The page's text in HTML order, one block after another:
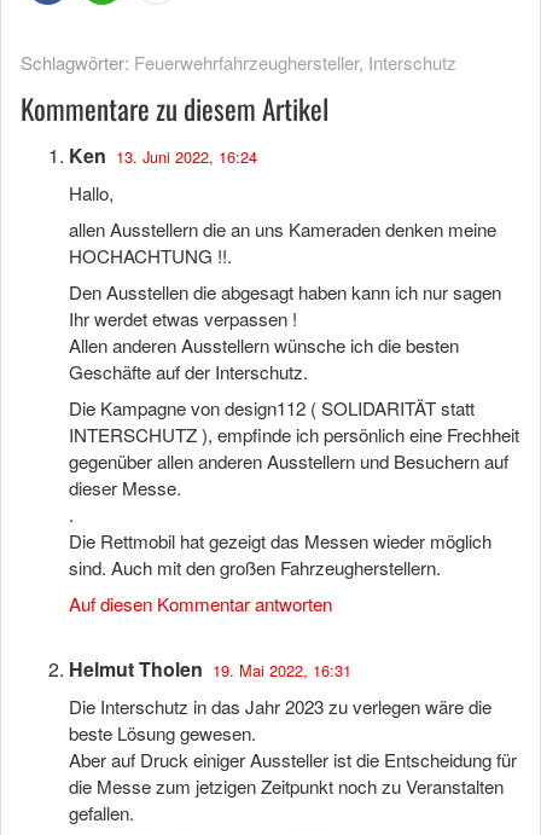
Schlagwörter: Feuerwehrfahrzeughersteller, Interschutz
Kommentare zu diesem Artikel
Ken 13. Juni 2022, 16:24
Hallo,
allen Ausstellern die an uns Kameraden denken meine
HOCHACHTUNG !!.
Den Ausstellen die abgesagt haben kann ich nur sagen
Ihr werdet etwas verpassen !
Allen anderen Ausstellern wünsche ich die besten
Geschäfte auf der Interschutz.
Die Kampagne von design112 ( SOLIDARITÄT statt
INTERSCHUTZ ), empfinde ich persönlich eine Frechheit
gegenüber allen anderen Ausstellern und Besuchern auf
dieser Messe.
.
Die Rettmobil hat gezeigt das Messen wieder möglich
sind. Auch mit den großen Fahrzeugherstellern.
Auf diesen Kommentar antworten
Helmut Tholen 19. Mai 2022, 16:31
Die Interschutz in das Jahr 2023 zu verlegen wäre die
beste Lösung gewesen.
Aber auf Druck einiger Aussteller ist die Entscheidung für
die Messe zum jetzigen Zeitpunkt noch zu Veranstalten
gefallen.